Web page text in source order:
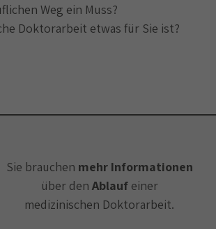
Weg ein Muss?
Doktorarbeit etwas für Sie ist?
Sie brauchen mehr Informationen
über den Ablaufeiner
medizinischen Doktorarbeit.